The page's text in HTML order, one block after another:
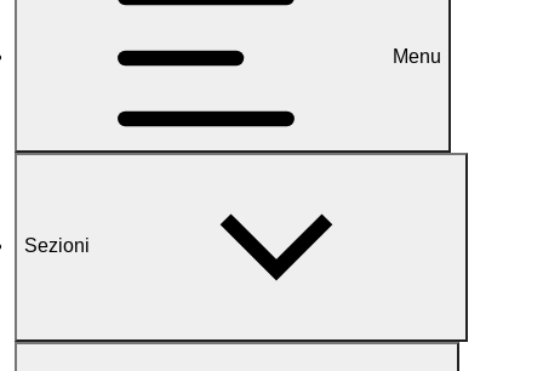
Menu
Sezioni